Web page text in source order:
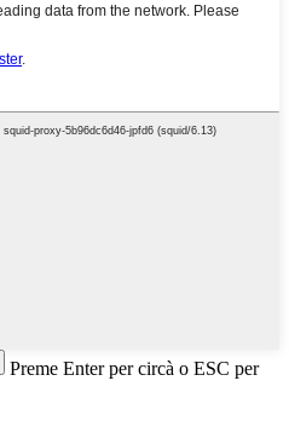
Preme Enter per circà o ESC per